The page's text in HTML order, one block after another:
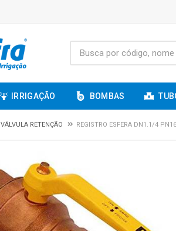
IRRIGAÇÃO BOMBAS
VÁLVULA RETENÇÃO REGISTRO ESFERA DN1.1/4